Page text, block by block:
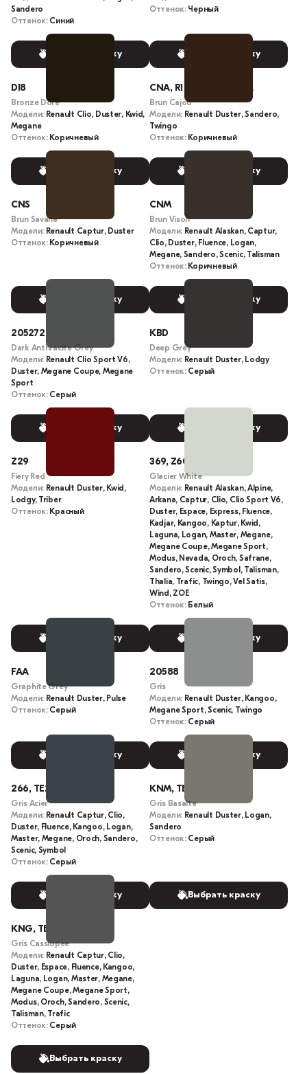
Sandero
Оттенок: Синий
Выбрать краску
Оттенок: Черный
Выбрать краску
D18
Bronze Dore
Модели: Renault Clio, Duster, Kwid,
Megane
Оттенок: Коричневый
Выбрать краску
CNA, R100576260, BCA
Brun Cajou
Модели: Renault Duster, Sandero,
Twingo
Оттенок: Коричневый
Выбрать краску
CNS
Brun Savane
Модели: Renault Captur, Duster
Оттенок: Коричневый
Выбрать краску
CNM
Brun Vison
Модели: Renault Alaskan, Captur,
Clio, Duster, Fluence, Logan,
Megane, Sandero, Scenic, Talisman
Оттенок: Коричневый
Выбрать краску
205272
Dark Anthracite Grey
Модели: Renault Clio Sport V6,
Duster, Megane Coupe, Megane
Sport
Оттенок: Серый
Выбрать краску
KBD
Deep Grey
Модели: Renault Duster, Lodgy
Оттенок: Серый
Выбрать краску
Z29
Fiery Red
Модели: Renault Duster, Kwid,
Lodgy, Triber
Оттенок: Красный
Выбрать краску
369, Z60, OV369, 0369
Glacier White
Модели: Renault Alaskan, Alpine,
Arkana, Captur, Clio, Clio Sport V6,
Duster, Espace, Express, Fluence,
Kadjar, Kangoo, Kaptur, Kwid,
Laguna, Logan, Master, Megane,
Megane Coupe, Megane Sport,
Modus, Nevada, Oroch, Safrane,
Sandero, Scenic, Symbol, Talisman,
Thalia, Trafic, Twingo, Vel Satis,
Wind, ZOE
Оттенок: Белый
Выбрать краску
FAA
Graphite Grey
Модели: Renault Duster, Pulse
Оттенок: Серый
Выбрать краску
20588
Gris
Модели: Renault Duster, Kangoo,
Megane Sport, Scenic, Twingo
Оттенок: Серый
Выбрать краску
266, TE266, TED266
Gris Acier
Модели: Renault Captur, Clio,
Duster, Fluence, Kangoo, Logan,
Master, Megane, Oroch, Sandero,
Scenic, Symbol
Оттенок: Серый
Выбрать краску
KNM, TEKNM
Gris Basalte
Модели: Renault Duster, Logan,
Sandero
Оттенок: Серый
Выбрать краску
KNG, TEKNG
Gris Cassiopee
Модели: Renault Captur, Clio,
Duster, Espace, Fluence, Kangoo,
Laguna, Logan, Master, Megane,
Megane Coupe, Megane Sport,
Modus, Oroch, Sandero, Scenic,
Talisman, Trafic
Оттенок: Серый
Выбрать краску